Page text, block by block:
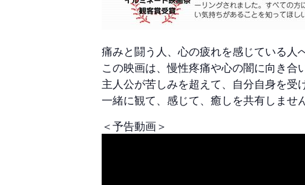
痛みと闘う人、心の疲れを感じている人
この映画は、慢性疼痛や心の闇に向き合
主人公が苦しみを超えて、自分自身を受
一緒に観て、感じて、癒しを共有しませ
＜予告動画＞